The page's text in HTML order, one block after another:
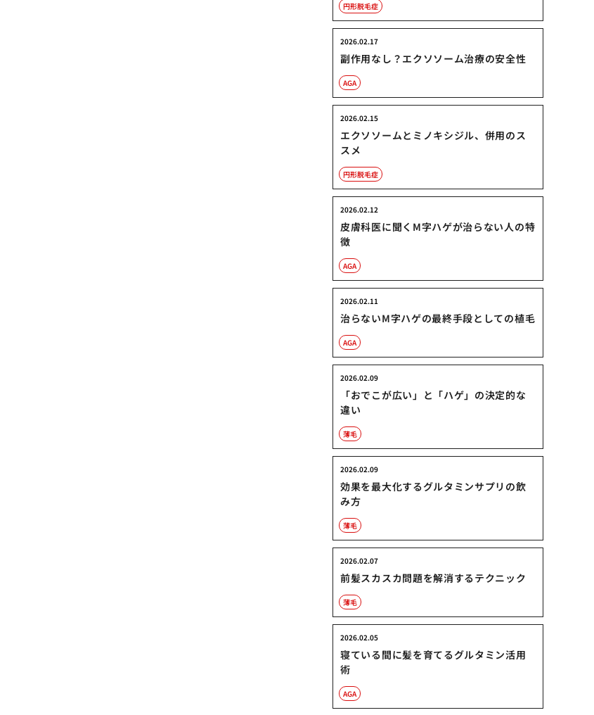
円形脱毛症
副作用なし？エクソソーム治療の安全性
2026.02.17
AGA
エクソソームとミノキシジル、併用のス
スメ
2026.02.15
円形脱毛症
皮膚科医に聞くM字ハゲが治らない人の特
徴
2026.02.12
AGA
治らないM字ハゲの最終手段としての植毛
2026.02.11
AGA
「おでこが広い」と「ハゲ」の決定的な
違い
2026.02.09
薄毛
効果を最大化するグルタミンサプリの飲
み方
2026.02.09
薄毛
前髪スカスカ問題を解消するテクニック
2026.02.07
薄毛
寝ている間に髪を育てるグルタミン活用
術
2026.02.05
AGA